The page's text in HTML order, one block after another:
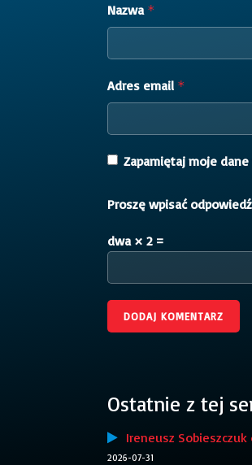
Nazwa *
Adres email *
Zapamiętaj moje
Proszę wpisać
dwa × 2 =
Ostatnie z tej
Ireneusz Sobieszczuk
2026-07-31